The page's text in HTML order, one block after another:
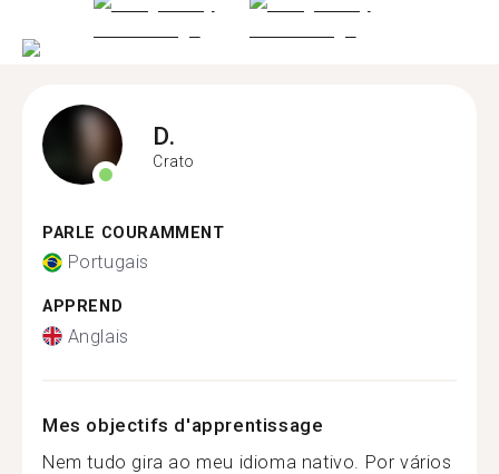
D.
Crato
PARLE COURAMMENT
Portugais
APPREND
Anglais
Mes objectifs d'apprentissage
Nem tudo gira ao meu idioma nativo. Por vários